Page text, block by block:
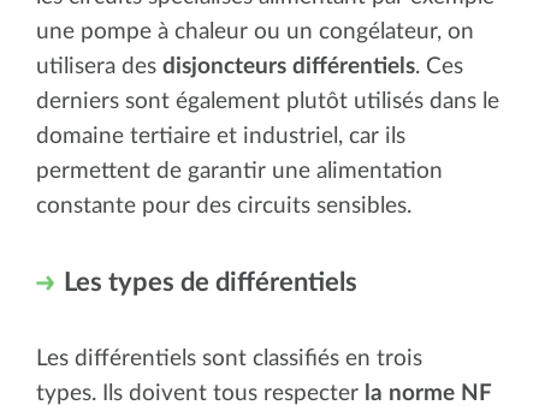
une pompe à chaleur ou un congélateur, on
utilisera des disjoncteurs différentiels. Ces
derniers sont également plutôt utilisés dans le
domaine tertiaire et industriel, car ils
permettent de garantir une alimentation
constante pour des circuits sensibles.
Les types de différentiels
Les différentiels sont classifiés en trois
types. Ils doivent tous respecter la norme NF